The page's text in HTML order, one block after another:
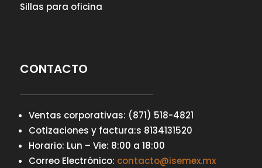
Sillas para oficina
CONTACTO
Ventas corporativas: (871) 518-4821
Cotizaciones y factura:s 8134131520
Horario: Lun – Vie: 8:00 a 18:00
Correo Electrónico: contacto@isemex.mx